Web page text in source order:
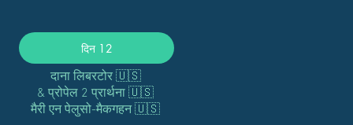
दिन 12
दाना लिबरटोर 🇺🇸
& प्रोपेल 2 प्रार्थना 🇺🇸
मैरी एन पेलुसो-मैकगहन 🇺🇸